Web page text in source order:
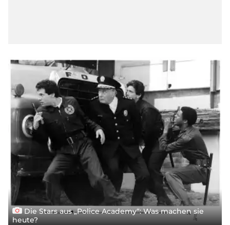
Die Stars aus „Police Academy“: Was machen sie
heute?